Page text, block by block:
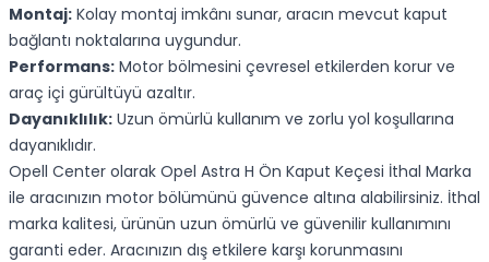
Montaj: Kolay montaj imkânı sunar, aracın mevcut kaput
bağlantı noktalarına uygundur.
Performans: Motor bölmesini çevresel etkilerden korur ve
araç içi gürültüyü azaltır.
Dayanıklılık: Uzun ömürlü kullanım ve zorlu yol koşullarına
dayanıklıdır.
Opell Center olarak Opel Astra H Ön Kaput Keçesi İthal Marka
ile aracınızın motor bölümünü güvence altına alabilirsiniz. İthal
marka kalitesi, ürünün uzun ömürlü ve güvenilir kullanımını
garanti eder. Aracınızın dış etkilere karşı korunmasını